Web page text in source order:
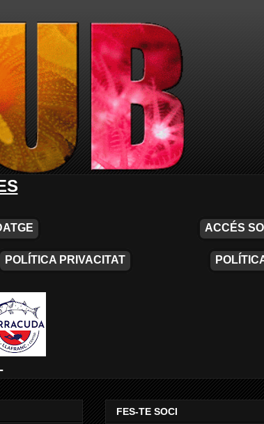
ACCÉS
POLÍTICA PRIVACITAT
FES-TE SOCI